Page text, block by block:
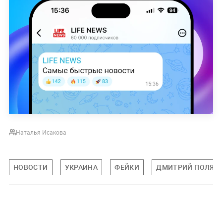
Наталья Исакова
НОВОСТИ УКРАИНА ФЕЙКИ ДМИТРИЙ